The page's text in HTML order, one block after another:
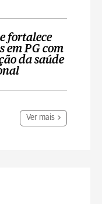
fortalece
em PG com
da saúde
Ver mais